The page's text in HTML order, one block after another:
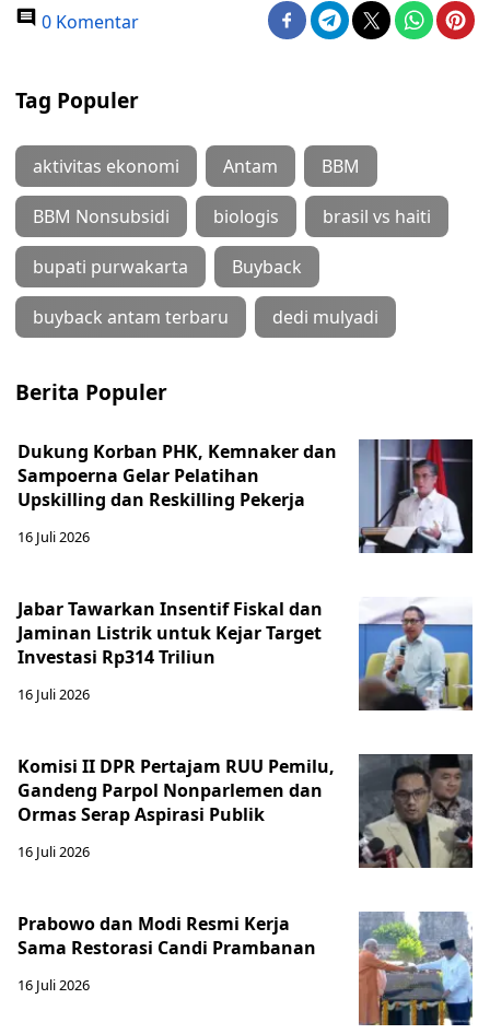
0 Komentar
Tag Populer
aktivitas ekonomi Antam BBM
BBM Nonsubsidi biologis brasil vs haiti
bupati purwakarta Buyback
buyback antam terbaru dedi mulyadi
Berita Populer
Dukung Korban PHK, Kemnaker dan
Sampoerna Gelar Pelatihan
Upskilling dan Reskilling Pekerja
16 Juli 2026
Jabar Tawarkan Insentif Fiskal dan
Jaminan Listrik untuk Kejar Target
Investasi Rp314 Triliun
16 Juli 2026
Komisi II DPR Pertajam RUU Pemilu,
Gandeng Parpol Nonparlemen dan
Ormas Serap Aspirasi Publik
16 Juli 2026
Prabowo dan Modi Resmi Kerja
Sama Restorasi Candi Prambanan
16 Juli 2026